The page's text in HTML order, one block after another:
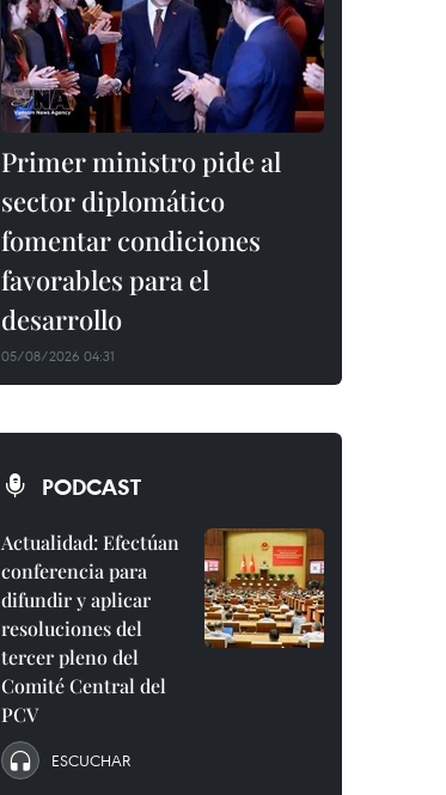
Primer ministro pide al
sector diplomático
fomentar condiciones
favorables para el
desarrollo
05/08/2026 04:31
PODCAST
Actualidad: Efectúan
conferencia para
difundir y aplicar
resoluciones del
tercer pleno del
Comité Central del
PCV
ESCUCHAR